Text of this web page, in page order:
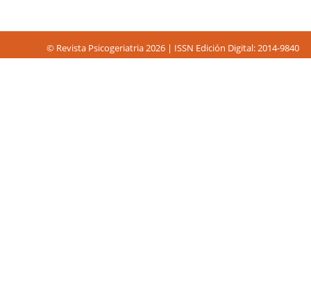
© Revista Psicogeriatria 2026 | ISSN Edición Digital: 2014-9840